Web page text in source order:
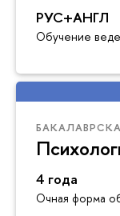
РУС+АНГЛ
Обучение
4 года
Очная форма